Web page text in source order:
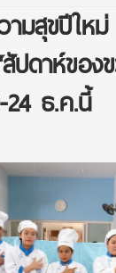
มสุขปีให
สัปดาห์ข
24 ธ.ค.นี้